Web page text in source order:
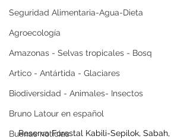
Seguridad Alimentaria-Agua-Dieta
Agroecología
Amazonas - Selvas tropicales - Bosq
Artico - Antártida - Glaciares
Biodiversidad - Animales- Insectos
Bruno Latour en español
Buenas noticias
Reserva Forestal Kabili-Sepilok, Sabah,